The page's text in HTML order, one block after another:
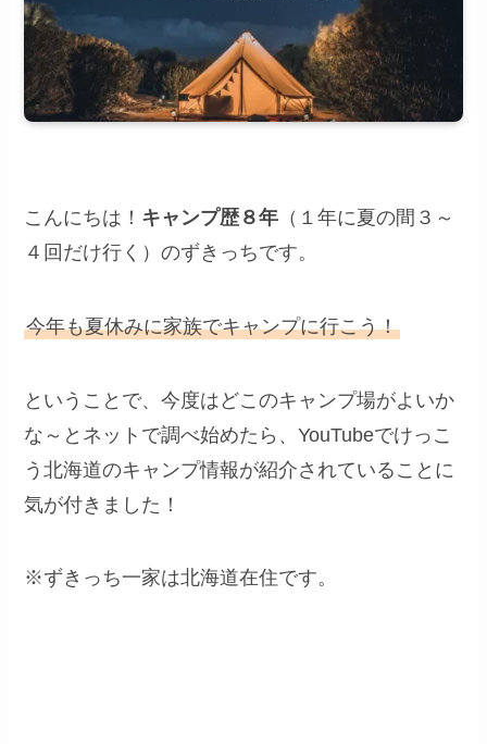
こんにちは！ キャンプ歴８年 （１年に夏の間３～
４回だけ行く）のずきっちです。
今年も夏休みに家族でキャンプに行こう！
ということで、今度はどこのキャンプ場がよいか
な～とネットで調べ始めたら、YouTubeでけっこ
う北海道のキャンプ情報が紹介されていることに
気が付きました！
※ずきっち一家は北海道在住です。